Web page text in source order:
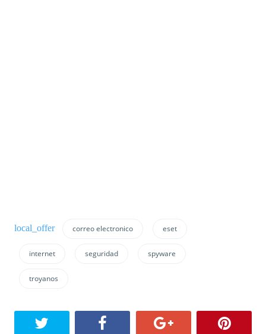
correo electronico eset
internet seguridad spyware
troyanos